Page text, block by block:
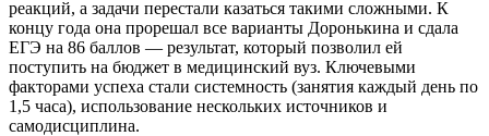
реакций, а задачи перестали казаться такими сложными. К
концу года она прорешал все варианты Доронькина и сдала
ЕГЭ на 86 баллов — результат, который позволил ей
поступить на бюджет в медицинский вуз. Ключевыми
факторами успеха стали системность (занятия каждый день по
1,5 часа), использование нескольких источников и
самодисциплина.